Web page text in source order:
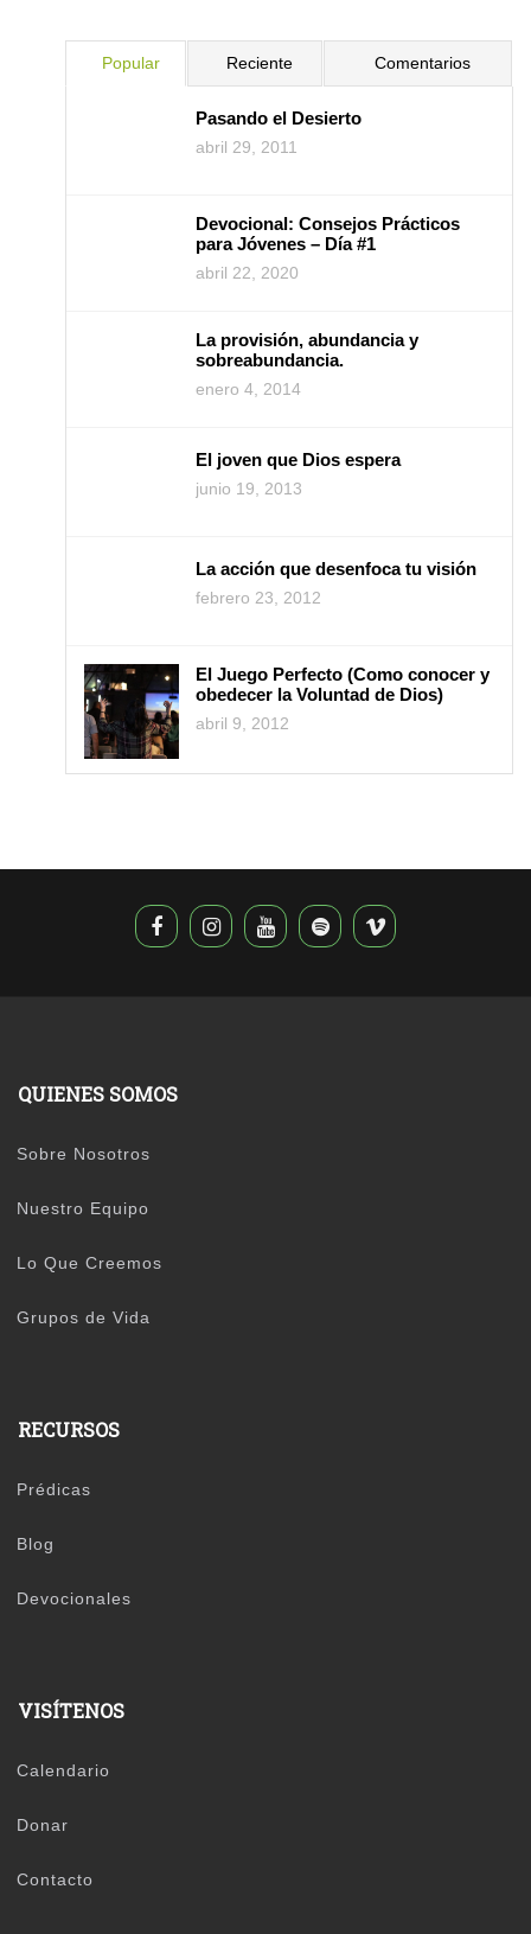
Popular Reciente Comentarios
Pasando el Desierto
abril 29, 2011
Devocional: Consejos Prácticos
para Jóvenes – Día #1
abril 22, 2020
La provisión, abundancia y
sobreabundancia.
enero 4, 2014
El joven que Dios espera
junio 19, 2013
La acción que desenfoca tu visión
febrero 23, 2012
El Juego Perfecto (Como conocer y
obedecer la Voluntad de Dios)
abril 9, 2012
QUIENES SOMOS
Sobre Nosotros
Nuestro Equipo
Lo Que Creemos
Grupos de Vida
RECURSOS
Prédicas
Blog
Devocionales
VISÍTENOS
Calendario
Donar
Contacto